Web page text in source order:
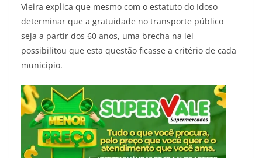
Vieira explica que mesmo com o estatuto do Idoso
determinar que a gratuidade no transporte público
seja a partir dos 60 anos, uma brecha na lei
possibilitou que esta questão ficasse a critério de cada
município.